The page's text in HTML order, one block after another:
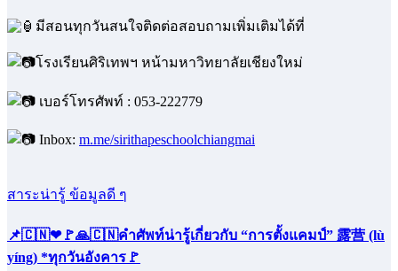
มีสอนทุกวันสนใจติดต่อสอบถามเพิ่มเติมได้ที่
โรงเรียนศิริเทพฯ หน้ามหาวิทยาลัยเชียงใหม่
เบอร์โทรศัพท์ : 053-222779
Inbox: m.me/sirithapeschoolchiangmai
สาระน่ารู้ ข้อมูลดี ๆ
📌🇨🇳❤🚩🙏🇨🇳คำศัพท์น่ารู้เกี่ยวกับ “การตั้งแคมป์” 露营 (lù
yíng) *ทุกวันอังคาร🚩